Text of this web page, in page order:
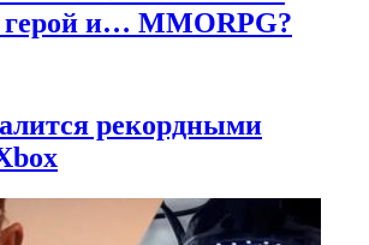
герой и… MMORPG?
рекордными